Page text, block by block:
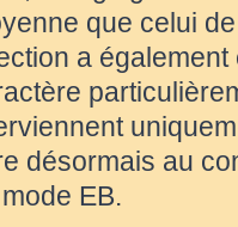
que celui
a
désormais au
EB.